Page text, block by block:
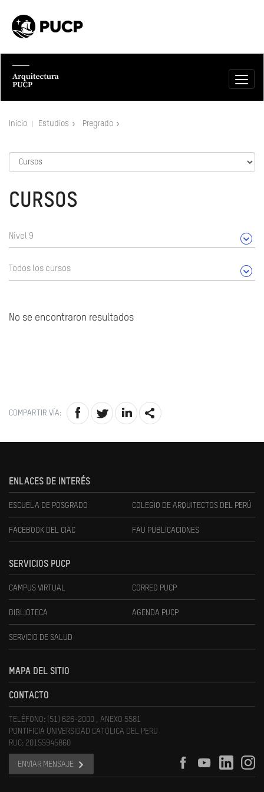
Inicio Estudios Pregrado
CURSOS
Nivel 9
Todos los cursos
No se encontraron resultados
COMPARTIR VÍA:
ENLACES DE INTERÉS
ESCUELA DE POSGRADO COLEGIO DE ARQUITECTOS DEL PERÚ
FACEBOOK DEL CIAC FAU PUBLICACIONES
SERVICIOS PUCP
CAMPUS VIRTUAL CORREO PUCP
BIBLIOTECA AGENDA PUCP
SERVICIO DE SALUD
MAPA DEL SITIO
CONTACTO
TELÉFONO: (51) 626-2000 , ANEXO 5581
PONTIFICIA UNIVERSIDAD CATOLICA DEL PERU
RUC: 20155945860
ENVIAR MENSAJE